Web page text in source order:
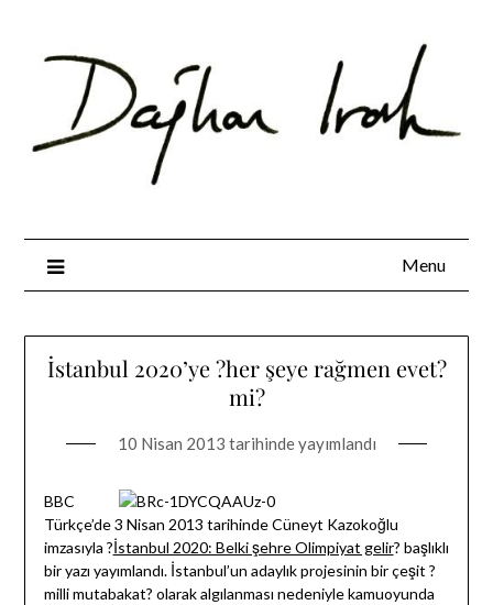
content
Menu
İstanbul 2020’ye ?her şeye rağmen evet?
mi?
10 Nisan 2013 tarihinde yayımlandı
BBC
Türkçe’de 3 Nisan 2013 tarihinde Cüneyt Kazokoğlu
imzasıyla ?İstanbul 2020: Belki şehre Olimpiyat gelir? başlıklı
bir yazı yayımlandı. İstanbul’un adaylık projesinin bir çeşit ?
milli mutabakat? olarak algılanması nedeniyle kamuoyunda